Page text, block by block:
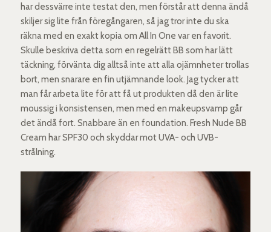
har dessvärre inte testat den, men förstår att denna ändå
skiljer sig lite från föregångaren, så jag tror inte du ska
räkna med en exakt kopia om All In One var en favorit.
Skulle beskriva detta som en regelrätt BB som har lätt
täckning, förvänta dig alltså inte att alla ojämnheter trollas
bort, men snarare en fin utjämnande look. Jag tycker att
man får arbeta lite för att få ut produkten då den är lite
moussig i konsistensen, men med en makeupsvamp går
det ändå fort. Snabbare än en foundation. Fresh Nude BB
Cream har SPF30 och skyddar mot UVA- och UVB-
strålning.